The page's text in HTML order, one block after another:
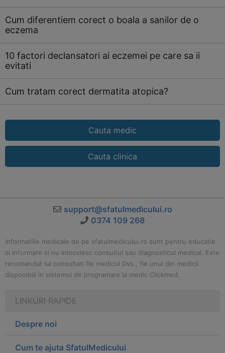
Cum diferentiem corect o boala a sanilor de o
eczema
10 factori declansatori ai eczemei pe care sa ii
evitati
Cum tratam corect dermatita atopica?
Cauta medic
Cauta clinica
support@sfatulmedicului.ro
0374 109 268
Informatiile medicale de pe sfatulmedicului.ro sunt pentru educatie
si informare si nu inlocuiesc consultul sau diagnosticul medical. Este
recomandat sa consultati fie medicul Dvs., fie unul din medicii
disponibili in sistemul de programare la medic Clickmed.
LINKURI RAPIDE
Despre noi
Cum te ajuta SfatulMedicului